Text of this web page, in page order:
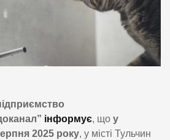
інформує, що у
2025 року, у місті Тульчин